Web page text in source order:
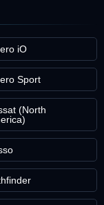
iO
Sport
(North